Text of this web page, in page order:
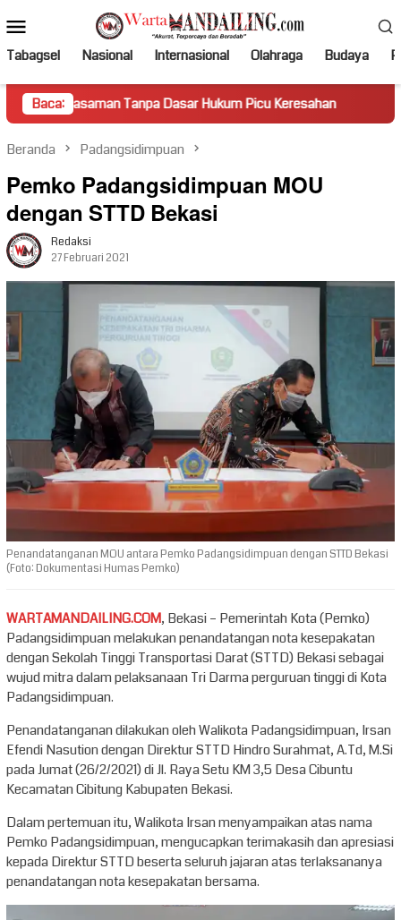
ke
kontenMobile
Tabagsel Nasional Internasional Olahraga Budaya
Baca:
Tanpa Dasar Hukum Picu Keresahan Truk Miring Hambat
Beranda Padangsidimpuan
Pemko Padangsidimpuan MOU
dengan STTD Bekasi
Redaksi
27 Februari 2021
Penandatanganan MOU antara Pemko Padangsidimpuan dengan STTD Bekasi
(Foto: Dokumentasi Humas Pemko)
WARTAMANDAILING.COM, Bekasi – Pemerintah Kota (Pemko)
Padangsidimpuan melakukan penandatangan nota kesepakatan
dengan Sekolah Tinggi Transportasi Darat (STTD) Bekasi sebagai
wujud mitra dalam pelaksanaan Tri Darma perguruan tinggi di Kota
Padangsidimpuan.
Penandatanganan dilakukan oleh Walikota Padangsidimpuan, Irsan
Efendi Nasution dengan Direktur STTD Hindro Surahmat, A.Td, M.Si
pada Jumat (26/2/2021) di Jl. Raya Setu KM 3,5 Desa Cibuntu
Kecamatan Cibitung Kabupaten Bekasi.
Dalam pertemuan itu, Walikota Irsan menyampaikan atas nama
Pemko Padangsidimpuan, mengucapkan terimakasih dan apresiasi
kepada Direktur STTD beserta seluruh jajaran atas terlaksananya
penandatangan nota kesepakatan bersama.